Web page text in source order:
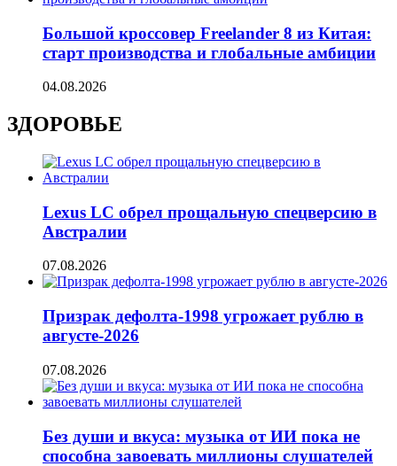
Большой кроссовер Freelander 8 из Китая:
старт производства и глобальные амбиции
04.08.2026
ЗДОРОВЬЕ
Lexus LC обрел прощальную спецверсию в
Австралии
07.08.2026
Призрак дефолта-1998 угрожает рублю в
августе-2026
07.08.2026
Без души и вкуса: музыка от ИИ пока не
способна завоевать миллионы слушателей